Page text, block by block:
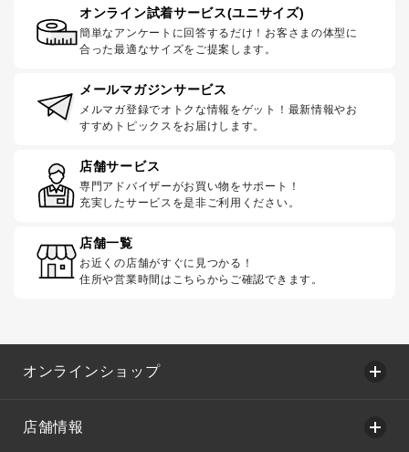
オンライン試着サービス(ユニサイズ)
簡単なアンケートに回答するだけ！お客さまの体型に
合った最適なサイズをご提案します。
メールマガジンサービス
メルマガ登録でオトクな情報をゲット！最新情報やお
すすめトピックスをお届けします。
店舗サービス
専門アドバイザーがお買い物をサポート！
充実したサービスを是非ご利用ください。
店舗一覧
お近くの店舗がすぐに見つかる！
住所や営業時間はこちらからご確認できます。
オンラインショップ
店舗情報